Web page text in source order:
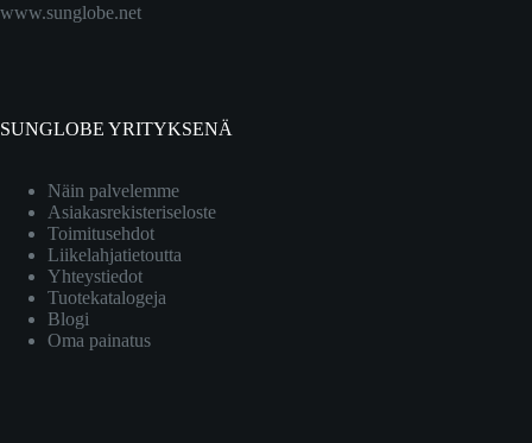
www.sunglobe.net
SUNGLOBE YRITYKSENÄ
Näin palvelemme
Asiakasrekisteriseloste
Toimitusehdot
Liikelahjatietoutta
Yhteystiedot
Tuotekatalogeja
Blogi
Oma painatus